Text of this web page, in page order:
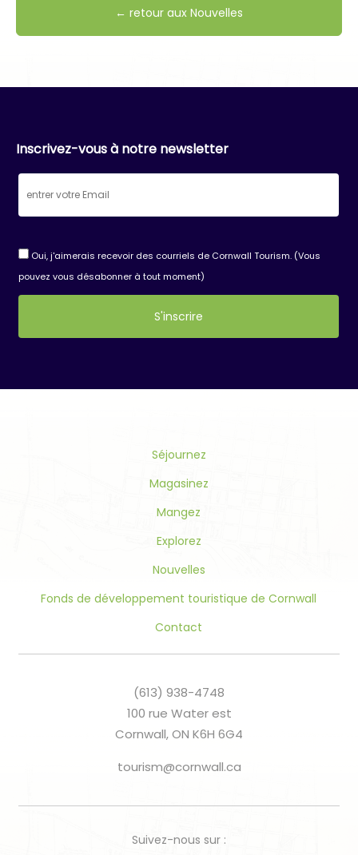
← retour aux Nouvelles
Inscrivez-vous à notre newsletter
Oui, j'aimerais recevoir des courriels de Cornwall Tourism. (Vous
pouvez vous désabonner à tout moment)
Use.
Séjournez
Magasinez
Mangez
Explorez
Nouvelles
Fonds de développement touristique de Cornwall
Contact
(613) 938-4748
100 rue Water est
Cornwall, ON K6H 6G4
tourism@cornwall.ca
Suivez-nous sur :